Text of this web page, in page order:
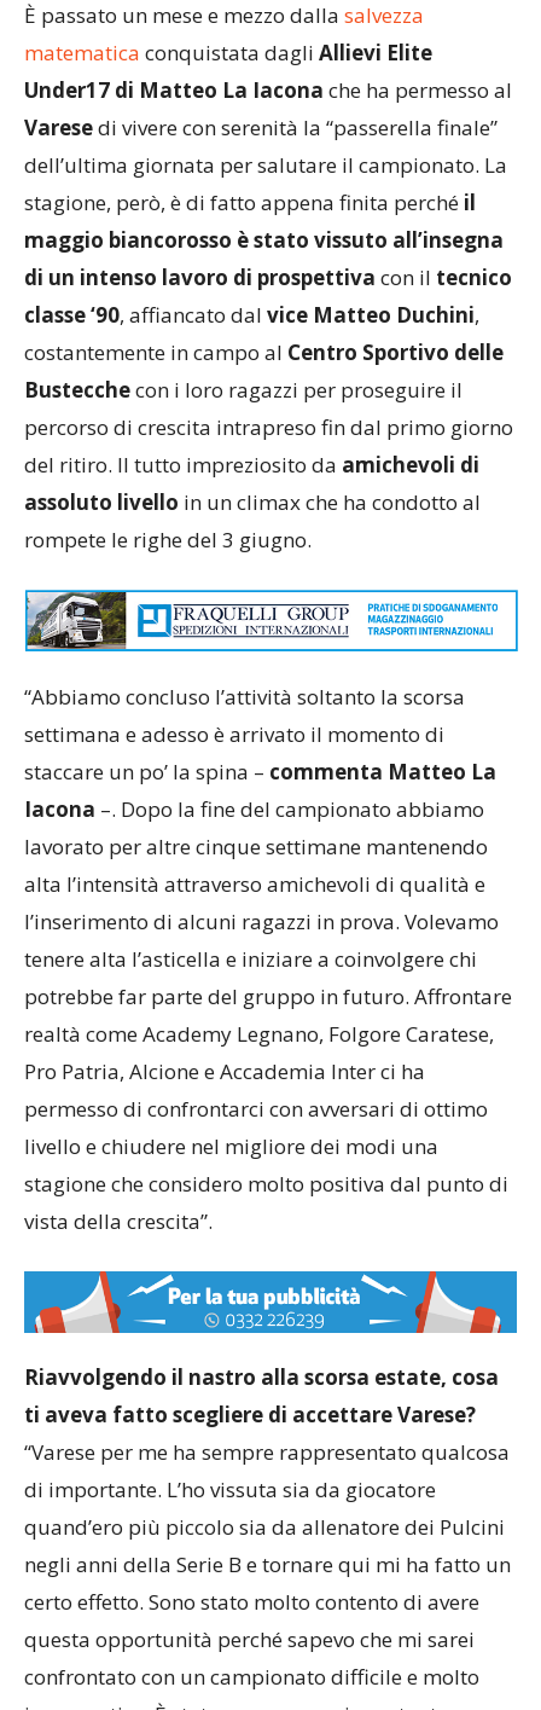
È passato un mese e mezzo dalla salvezza
matematica conquistata dagli Allievi Elite
Under17 di Matteo La Iacona che ha permesso al
Varesedi vivere con serenità la “passerella finale”
dell’ultima giornata per salutare il campionato. La
stagione, però, è di fatto appena finita perché il
maggio biancorosso è stato vissuto all’insegna
di un intenso lavoro di prospettiva con il tecnico
classe ‘90, affiancato dal vice Matteo Duchini,
costantemente in campo al Centro Sportivo delle
Bustecchecon i loro ragazzi per proseguire il
percorso di crescita intrapreso fin dal primo giorno
del ritiro. Il tutto impreziosito da amichevoli di
assoluto livello in un climax che ha condotto al
rompete le righe del 3 giugno.
staccare un po’ la spina –
–. Dopo la fine del campionato abbiamo
lavorato per altre cinque settimane mantenendo
alta l’intensità attraverso amichevoli di qualità e
l’inserimento di alcuni ragazzi in prova. Volevamo
tenere alta l’asticella e iniziare a coinvolgere chi
potrebbe far parte del gruppo in futuro. Affrontare
realtà come Academy Legnano, Folgore Caratese,
permesso di confrontarci con avversari di ottimo
livello e chiudere nel migliore dei modi una
stagione che considero molto positiva dal punto di
Riavvolgendo il nastro alla scorsa estate, cosa
ti aveva fatto scegliere di accettare Varese?
“Varese per me ha sempre rappresentato qualcosa
di importante. L’ho vissuta sia da giocatore
quand’ero più piccolo sia da allenatore dei Pulcini
negli anni della Serie B e tornare qui mi ha fatto un
certo effetto. Sono stato molto contento di avere
questa opportunità perché sapevo che mi sarei